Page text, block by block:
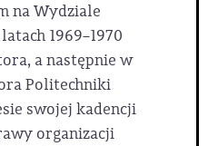
na Wydziale
1969–1970
a następnie w
Politechniki
swojej kadencji
organizacji